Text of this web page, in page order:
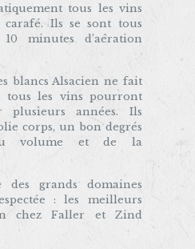
tous les vins
Ils se sont tous
minutes d’aération
blancs Alsacien ne fait
tous les vins pourront
plusieurs années. Ils
corps, un bon degrés
volume et de la
des grands domaines
: les meilleurs
chez Faller et Zind